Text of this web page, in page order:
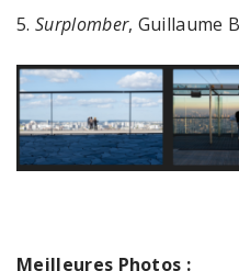
5. Surplomber, Guillaume
Meilleures Photos :